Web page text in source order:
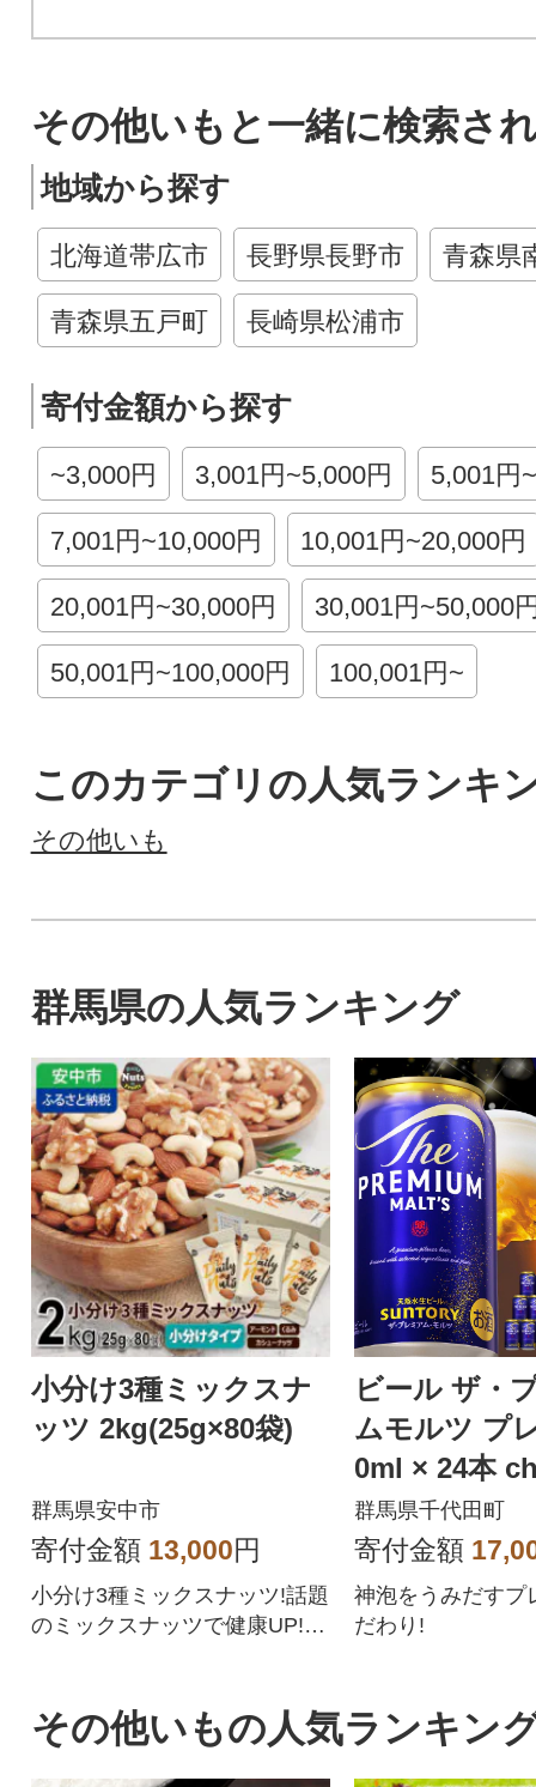
その他いもと一緒に検索さ
地域から探す
北海道帯広市 長野県長野市 青森県
青森県五戸町 長崎県松浦市
寄付金額から探す
~3,000円 3,001円~5,000円 5,001円
7,001円~10,000円 10,001円~20,000円
20,001円~30,000円 30,001円~50,000
50,001円~100,000円 100,001円~
このカテゴリの人気ランキ
その他いも
群馬県の人気ランキング
小分け3種ミックスナ
ッツ 2kg(25g×80袋)
群馬県安中市
寄付金額 13,000円
小分け3種ミックスナッツ!話題
のミックスナッツで健康UP!持
ビール ザ・
ムモルツ プ
0ml × 24本
r
群馬県千代田町
寄付金額
神泡をうみだすプ
だわり!
その他いもの人気ランキン